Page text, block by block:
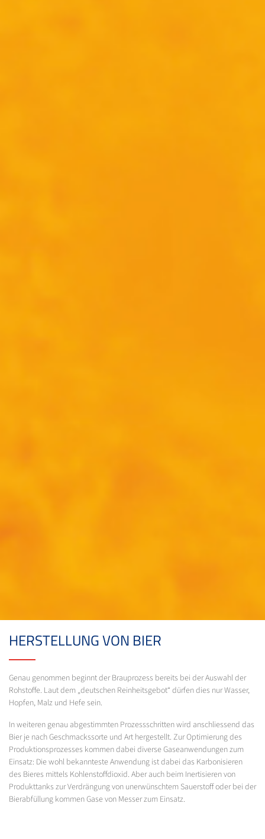
HERSTELLUNG VON BIER
Genau genommen beginnt der Brauprozess bereits bei der Auswahl der
Rohstoffe. Laut dem „deutschen Reinheitsgebot“ dürfen dies nur Wasser,
Hopfen, Malz und Hefe sein.
In weiteren genau abgestimmten Prozessschritten wird anschliessend das
Bier je nach Geschmackssorte und Art hergestellt. Zur Optimierung des
Produktionsprozesses kommen dabei diverse Gaseanwendungen zum
Einsatz: Die wohl bekannteste Anwendung ist dabei das Karbonisieren
des Bieres mittels Kohlenstoffdioxid. Aber auch beim Inertisieren von
Produkttanks zur Verdrängung von unerwünschtem Sauerstoff oder bei der
Bierabfüllung kommen Gase von Messer zum Einsatz.